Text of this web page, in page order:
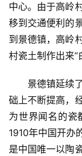
中心。由于高岭
移到交通便利的
到景德镇，高岭
村瓷土制作出来“
景德镇延续
础上不断提高，
为世界闻名的瓷
1910年中国开办
是中国唯一以陶